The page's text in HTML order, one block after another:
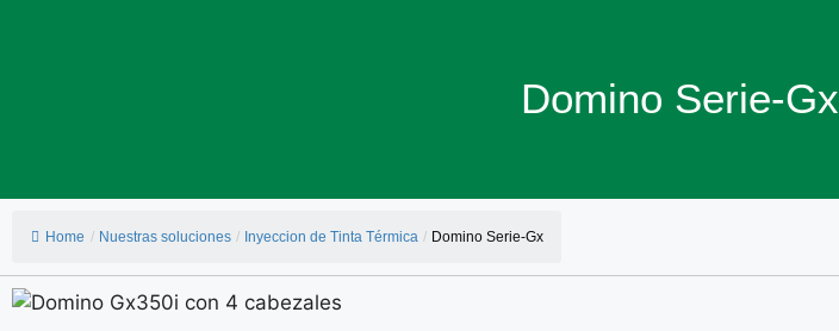
Domino Serie-Gx
Home / Nuestras soluciones / Inyeccion de Tinta Térmica / Domino Serie-Gx